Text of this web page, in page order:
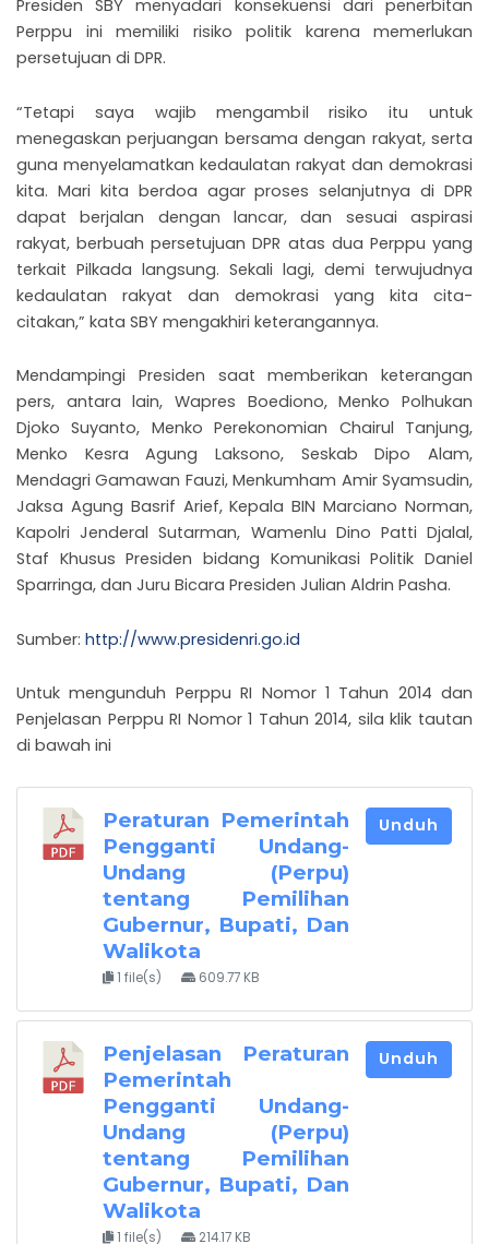
Presiden SBY menyadari konsekuensi dari penerbitan
Perppu ini memiliki risiko politik karena memerlukan
persetujuan di DPR.
“Tetapi saya wajib mengambil risiko itu untuk
menegaskan perjuangan bersama dengan rakyat, serta
guna menyelamatkan kedaulatan rakyat dan demokrasi
kita. Mari kita berdoa agar proses selanjutnya di DPR
dapat berjalan dengan lancar, dan sesuai aspirasi
rakyat, berbuah persetujuan DPR atas dua Perppu yang
terkait Pilkada langsung. Sekali lagi, demi terwujudnya
kedaulatan rakyat dan demokrasi yang kita cita-
citakan,” kata SBY mengakhiri keterangannya.
Mendampingi Presiden saat memberikan keterangan
pers, antara lain, Wapres Boediono, Menko Polhukan
Djoko Suyanto, Menko Perekonomian Chairul Tanjung,
Menko Kesra Agung Laksono, Seskab Dipo Alam,
Mendagri Gamawan Fauzi, Menkumham Amir Syamsudin,
Jaksa Agung Basrif Arief, Kepala BIN Marciano Norman,
Kapolri Jenderal Sutarman, Wamenlu Dino Patti Djalal,
Staf Khusus Presiden bidang Komunikasi Politik Daniel
Sparringa, dan Juru Bicara Presiden Julian Aldrin Pasha.
Sumber: http://www.presidenri.go.id
Untuk mengunduh Perppu RI Nomor 1 Tahun 2014 dan
Penjelasan Perppu RI Nomor 1 Tahun 2014, sila klik tautan
di bawah ini
Peraturan Pemerintah
Pengganti Undang-
Undang (Perpu)
tentang Pemilihan
Gubernur, Bupati, Dan
Walikota
1 file(s) 609.77 KB
Unduh
Penjelasan Peraturan
Pemerintah
Pengganti Undang-
Undang (Perpu)
tentang Pemilihan
Gubernur, Bupati, Dan
Walikota
1 file(s) 214.17 KB
Unduh